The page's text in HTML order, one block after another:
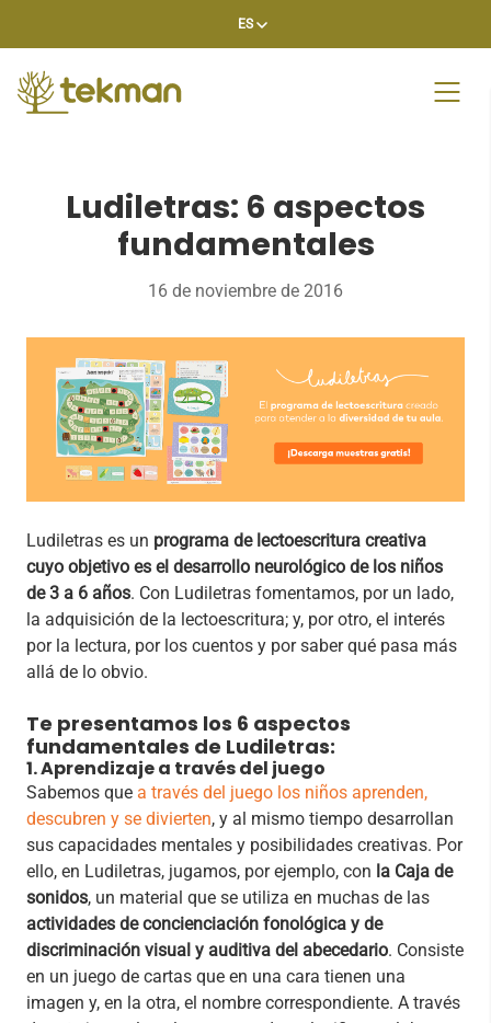
ES
Ludiletras: 6 aspectos
fundamentales
16 de noviembre de 2016
Ludiletras es un programa de lectoescritura creativa
cuyo objetivo es el desarrollo neurológico de los niños
de 3 a 6 años. Con Ludiletras fomentamos, por un lado,
la adquisición de la lectoescritura; y, por otro, el interés
por la lectura, por los cuentos y por saber qué pasa más
allá de lo obvio.
Te presentamos los 6 aspectos
fundamentales de Ludiletras:
1. Aprendizaje a través del juego
Sabemos que a través del juego los niños aprenden,
descubren y se divierten, y al mismo tiempo desarrollan
sus capacidades mentales y posibilidades creativas. Por
ello, en Ludiletras, jugamos, por ejemplo, con la Caja de
sonidos, un material que se utiliza en muchas de las
actividades de concienciación fonológica y de
discriminación visual y auditiva del abecedario. Consiste
en un juego de cartas que en una cara tienen una
imagen y, en la otra, el nombre correspondiente. A través